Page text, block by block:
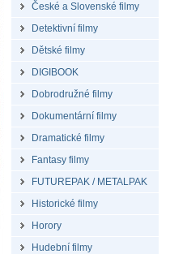
České a Slovenské filmy
Detektivní filmy
Dětské filmy
DIGIBOOK
Dobrodružné filmy
Dokumentární filmy
Dramatické filmy
Fantasy filmy
FUTUREPAK / METALPAK
Historické filmy
Horory
Hudební filmy